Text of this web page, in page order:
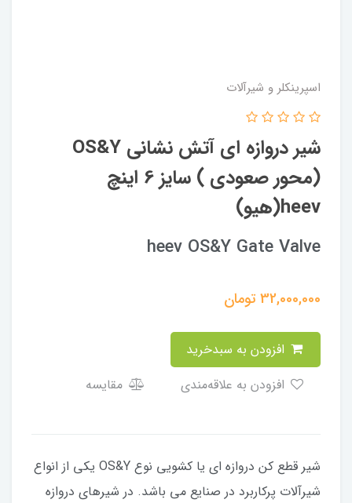
اسپرینکلر و شیرآلات
شیر دروازه ای آتش نشانی OS&Y
(محور صعودی ) سایز 6 اینچ
heev(هیو)
heev OS&Y Gate Valve
32,000,000تومان
مقایسه
شیر قطع کن دروازه ای یا کشویی نوع OS&Y یکی از انواع
شیرآلات پرکاربرد در صنایع می باشد. در شیرهای دروازه